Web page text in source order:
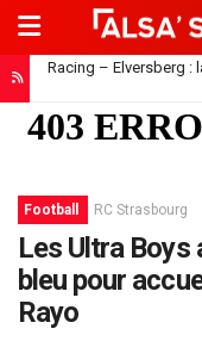
Racing – Elversberg :
Football RC Strasbourg
Les Ultra Boys
bleu pour
Rayo